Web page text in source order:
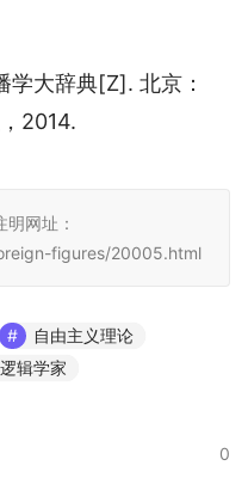
学大辞典[Z]. 北京：
2014.
网址：
figures/20005.html
自由主义理论
逻辑学家
0